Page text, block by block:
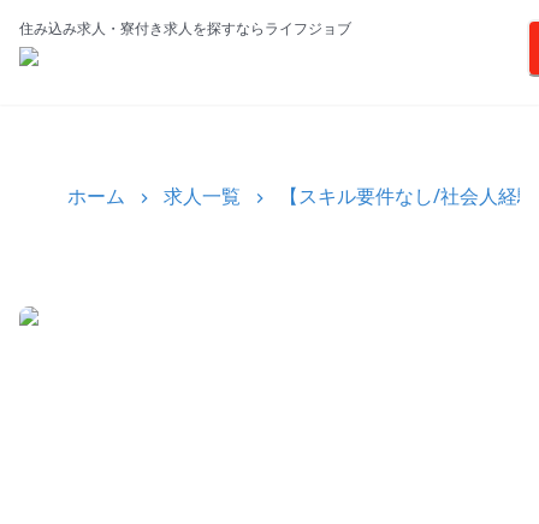
住み込み求人・寮付き求人を探すならライフジョブ
ホーム 求人一覧 【スキル要件なし/社会人